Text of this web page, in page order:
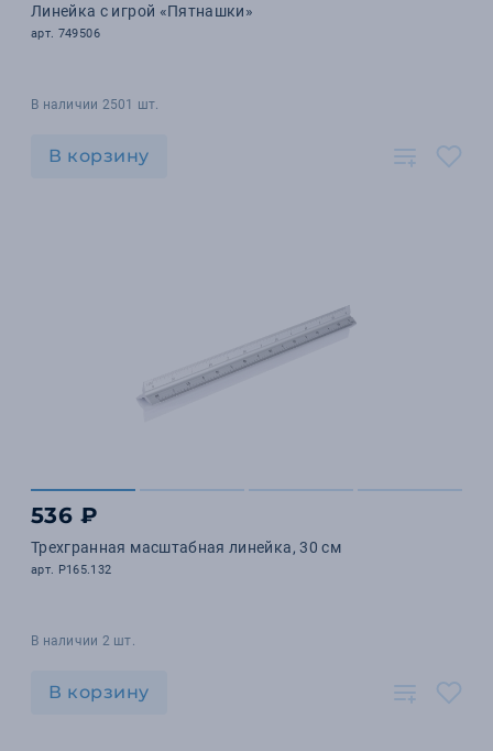
Линейка с игрой «Пятнашки»
арт. 749506
В наличии 2501 шт.
В корзину
536 ₽
Трехгранная масштабная линейка, 30 см
арт. P165.132
В наличии 2 шт.
В корзину